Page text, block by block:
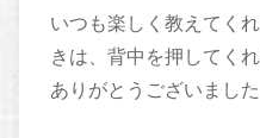
いつも楽しく教えてく
きは、背中を押してく
ありがとうございました